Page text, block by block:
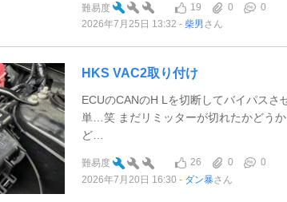
難易度 19 0
0
2026年7月25日 13:32
柴男さん
HKS VAC2取り付け
ECUのCANのH Lを切断してバイパスさ
単…笑 まだリミッターが切れたかどう
ど…
難易度 26 0
0
2026年7月20日 16:30
ダン暴さん